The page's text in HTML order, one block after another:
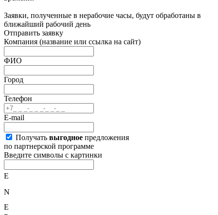
Заявки, полученные в нерабочие часы, будут обработаны в
ближайший рабочий день
Отправить заявку
Компания (название или ссылка на сайт)
ФИО
Город
Телефон
E-mail
Получать выгодное предложения
по партнерской программе
Введите символы с картинки
E
N
E